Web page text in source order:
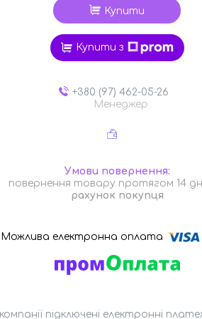
Купити
Купити з
+380 (97) 462-05-26
Менеджер
повернення товару протягом 14
рахунок покупця
підключені електронні